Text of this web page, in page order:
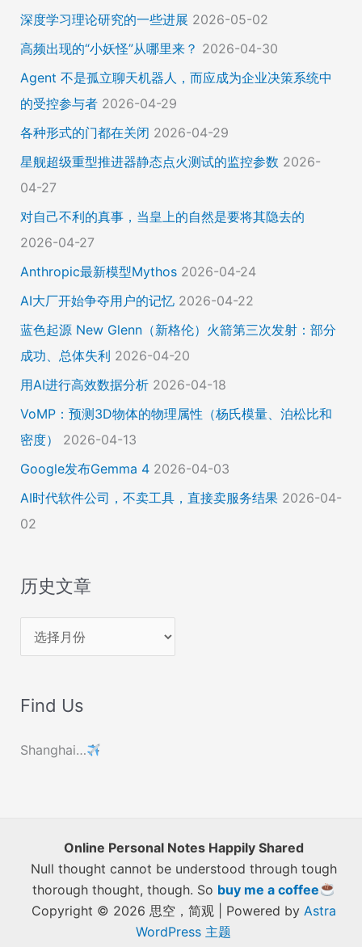
深度学习理论研究的一些进展 2026-05-02
高频出现的“小妖怪”从哪里来？ 2026-04-30
Agent 不是孤立聊天机器人，而应成为企业决策系统中
的受控参与者 2026-04-29
各种形式的门都在关闭 2026-04-29
星舰超级重型推进器静态点火测试的监控参数 2026-
04-27
对自己不利的真事，当皇上的自然是要将其隐去的
2026-04-27
Anthropic最新模型Mythos 2026-04-24
AI大厂开始争夺用户的记忆 2026-04-22
蓝色起源 New Glenn（新格伦）火箭第三次发射：部分
成功、总体失利 2026-04-20
用AI进行高效数据分析 2026-04-18
VoMP：预测3D物体的物理属性（杨氏模量、泊松比和
密度）
2026-04-13
Google发布Gemma 4 2026-04-03
AI时代软件公司，不卖工具，直接卖服务结果 2026-04-
02
历史文章
史
章
Find Us
Shanghai…
Online Personal Notes Happily Shared
Null thought cannot be understood through tough
thorough thought, though. So buy me a coffee
Copyright © 2026 思空，简观 | Powered by Astra
WordPress 主题